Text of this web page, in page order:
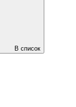
В список